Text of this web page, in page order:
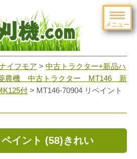
メニュー
イフモア > 中古トラクター+新品ハ
農機 中古トラクター MT146 新
付 > MT146-70904 リペイント
イント (58)きれい